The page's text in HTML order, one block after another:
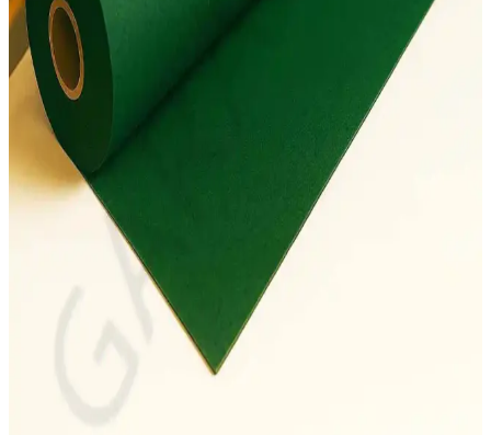
Puti Keçe A4 1208 10’lu Paket Renkli ve Dayanıklı
Keçe Malzemeleri
Puti Keçe A4 1208, 10 adet renkli, 2 mm kalınlığında keçe
parçalarıyla el işleri ve dekorasyon projelerine uygun yüksek kaliteli
ürün. Canlı renkler ve dayanıklılık sunar.
Kırmızı Keçe Fiyonk Süsler: Çeyiz ve Hediye Kutusu
Dekorasyonunda Kullanım Rehberi
Yüksek kaliteli kırmızı keçe fiyonklar, kolay uygulanabilir
yapışkanlı tasarımıyla çeyiz ve hediye kutlarınızı estetik ve dayanıklı
şekilde süsler, çeşitli etkinliklerde kullanılır.
Artline 220 Super Fine 0.2mm Keçe Uçlu Kalem
Siyah ile İnce Detaylarda Üstün Performans